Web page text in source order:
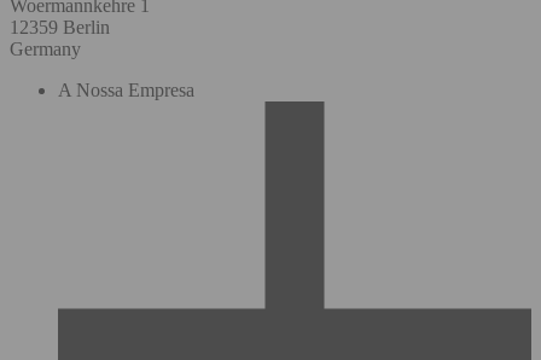
Woermannkehre 1
12359 Berlin
Germany
A Nossa Empresa